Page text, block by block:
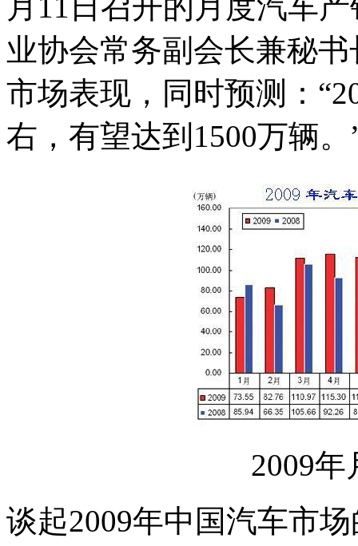
业协会常务副会长兼秘书
市场表现，同时预测：
右，有望达到1500万辆。
2009
谈起2009年中国汽车市